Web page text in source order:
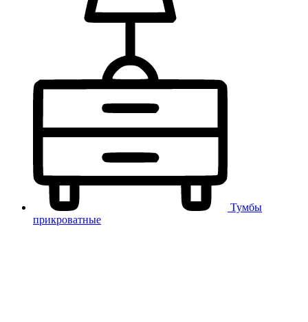
Тумбы
прикроватные